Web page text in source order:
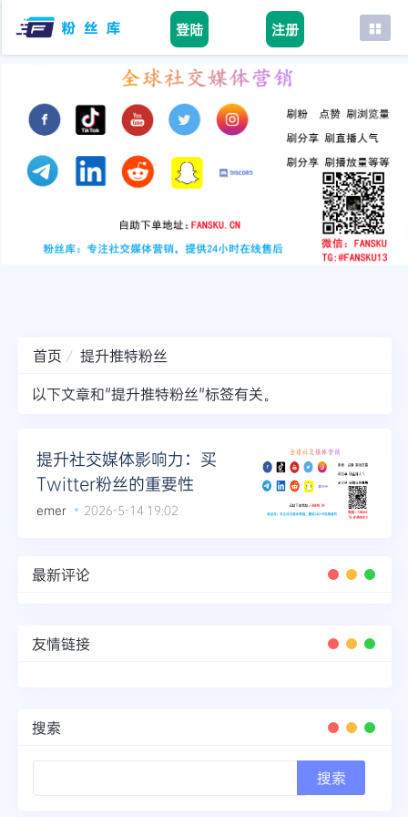
登陆 注册
首页
tiktok
youtube
instagram
首页
提升推特粉丝
以下文章和"提升推特粉丝"标签有关。
提升社交媒体影响力：买
Twitter粉丝的重要性
emer 2026-5-14 19:02
最新评论
友情链接
搜索